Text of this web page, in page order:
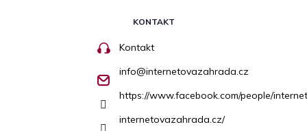
KONTAKT
Kontakt
info@internetovazahrada.cz
https://www.facebook.com/people/
internetovazahrada.cz/